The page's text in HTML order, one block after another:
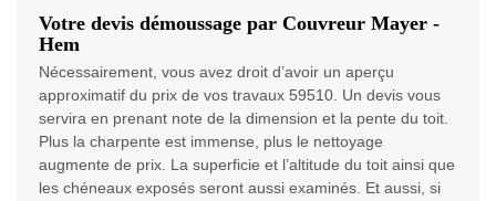
Votre devis démoussage par Couvreur Mayer -
Hem
Nécessairement, vous avez droit d’avoir un aperçu
approximatif du prix de vos travaux 59510. Un devis vous
servira en prenant note de la dimension et la pente du toit.
Plus la charpente est immense, plus le nettoyage
augmente de prix. La superficie et l’altitude du toit ainsi que
les chéneaux exposés seront aussi examinés. Et aussi, si